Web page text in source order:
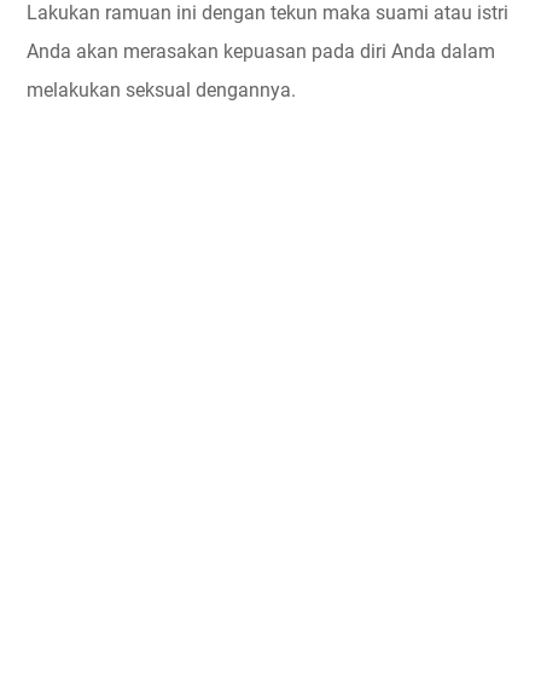
Lakukan ramuan ini dengan tekun maka suami atau istri
Anda akan merasakan kepuasan pada diri Anda dalam
melakukan seksual dengannya.